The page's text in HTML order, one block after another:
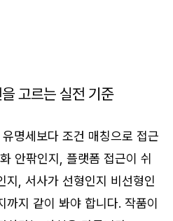
고르는 실전 기준
명세보다 조건 매칭으로 접근
안팎인지, 플랫폼 접근이 쉬
지, 서사가 선형인지 비선형인
지 같이 봐야 합니다. 작품이